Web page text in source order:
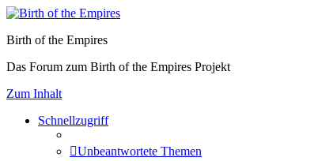
Birth of the Empires
Das Forum zum Birth of the Empires Projekt
Zum Inhalt
Schnellzugriff
Unbeantwortete Themen